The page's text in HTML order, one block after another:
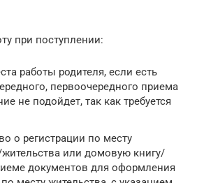
при поступлении:
работы родителя, если есть
первоочередного приема
не подойдет, так как требуется
о регистрации по месту
или домовую книгу/
документов для оформления